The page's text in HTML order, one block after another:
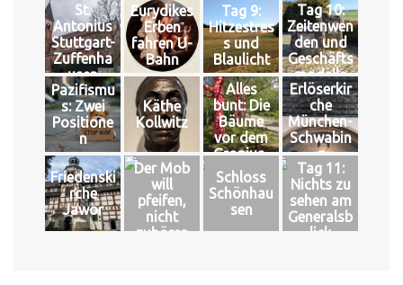
St.
Antonius
Stuttgart-
Zuffenha
usen
Eurydikes
Erben
fahren U-
Bahn
Tag 9:
Hitzestres
s und
Blaulicht
Tag 10:
Zeitenwen
den und
Geschäfts
modelle
Pazifismu
s: Zwei
Positione
n
Käthe
Kollwitz
Alles
bunt: Die
Bäume
vor dem
Gropius-
Bau
Erlöserkir
che
München-
Schwabin
g
Friedenski
rche
Jawor
Der Mob
will
pfeifen,
nicht
zuhören
Schloss
Schönhau
sen
Tag 11:
Nichts zu
sehen am
Generalsb
lick